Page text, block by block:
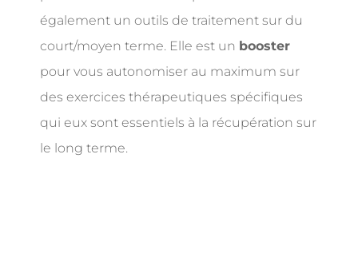
également un outils de traitement sur du
court/moyen terme. Elle est un booster
pour vous autonomiser au maximum sur
des exercices thérapeutiques spécifiques
qui eux sont essentiels à la récupération sur
le long terme.